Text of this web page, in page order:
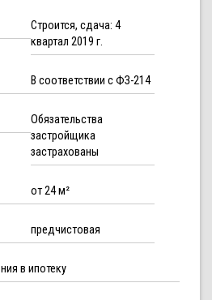
Строится, сдача: 4
квартал 2019 г.
В соответствии с ФЗ-214
Обязательства
застройщика
застрахованы
от 24 м²
предчистовая
в ипотеку